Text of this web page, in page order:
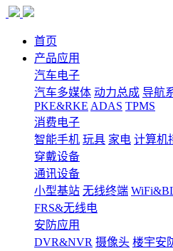
首页
产品应用
汽车电子
汽车多媒体 动力总成 导航
PKE&RKE ADAS TPMS
消费电子
智能手机 玩具 家电 计算机
穿戴设备
通讯设备
小型基站 无线终端
FRS&无线电
安防应用
DVR&NVR 摄像头 楼宇安